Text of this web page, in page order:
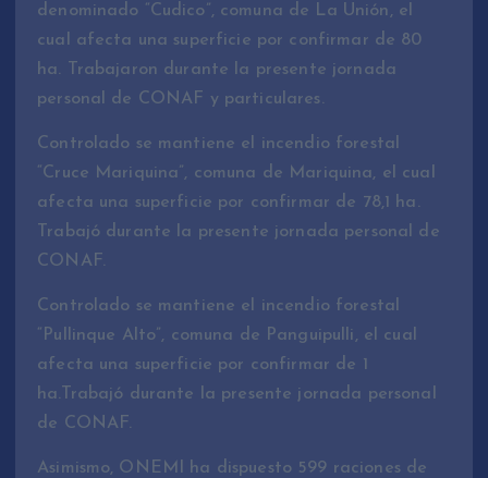
denominado “Cudico”, comuna de La Unión, el
cual afecta una superficie por confirmar de 80
ha. Trabajaron durante la presente jornada
personal de CONAF y particulares.
Controlado se mantiene el incendio forestal
“Cruce Mariquina”, comuna de Mariquina, el cual
afecta una superficie por confirmar de 78,1 ha.
Trabajó durante la presente jornada personal de
CONAF.
Controlado se mantiene el incendio forestal
“Pullinque Alto”, comuna de Panguipulli, el cual
afecta una superficie por confirmar de 1
ha.Trabajó durante la presente jornada personal
de CONAF.
Asimismo, ONEMI ha dispuesto 599 raciones de